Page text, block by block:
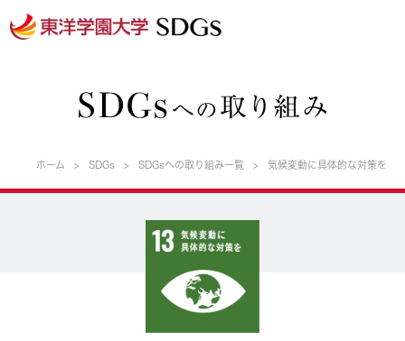
ホーム SDGs SDGsへの取り組み一覧 気候変動に具体的な対策を